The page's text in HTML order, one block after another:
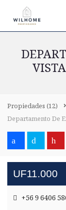
Propiedades(12)
Departamento De
UF11.000
+56 9 6406